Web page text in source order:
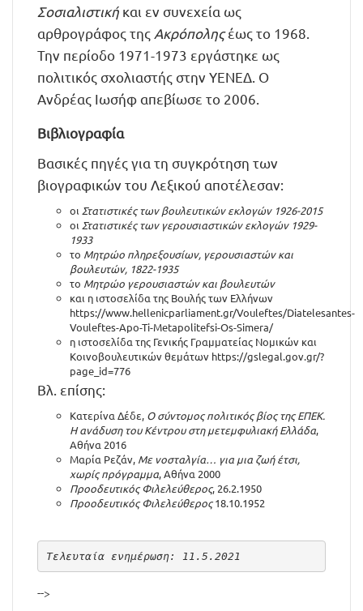
Σοσιαλιστική και εν συνεχεία ως
αρθρογράφος της Ακρόποληςέως το 1968.
Την περίοδο 1971-1973 εργάστηκε ως
πολιτικός σχολιαστής στην ΥΕΝΕΔ. Ο
Ανδρέας Ιωσήφ απεβίωσε το 2006.
Βιβλιογραφία
Βασικές πηγές για τη συγκρότηση των
βιογραφικών του Λεξικού αποτέλεσαν:
οι Στατιστικές των βουλευτικών εκλογών 1926-2015
οι Στατιστικές των γερουσιαστικών εκλογών 1929-
1933
το Μητρώο πληρεξουσίων, γερουσιαστών και
βουλευτών, 1822-1935
το Μητρώο γερουσιαστών και βουλευτών
και η ιστοσελίδα της Βουλής των Ελλήνων
https://www.hellenicparliament.gr/Vouleftes/Diatelesantes-
Vouleftes-Apo-Ti-Metapolitefsi-Os-Simera/
η ιστοσελίδα της Γενικής Γραμματείας Νομικών και
Κοινοβουλευτικών θεμάτων https://gslegal.gov.gr/?
page_id=776
Βλ. επίσης:
Κατερίνα Δέδε, Ο σύντομος πολιτικός βίος της ΕΠΕΚ.
Η ανάδυση του Κέντρου στη μετεμφυλιακή Ελλάδα,
Αθήνα 2016
Μαρία Ρεζάν, Με νοσταλγία… για μια ζωή έτσι,
χωρίς πρόγραμμα, Αθήνα 2000
Προοδευτικός Φιλελεύθερος, 26.2.1950
Προοδευτικός Φιλελεύθερος18.10.1952
Τελευταία ενημέρωση: 11.5.2021
-->